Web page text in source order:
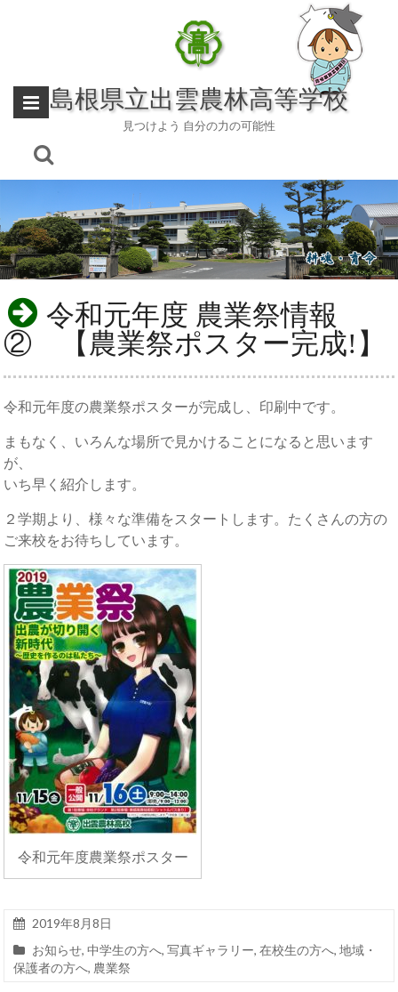
島根県立出雲農林高等学校
見つけよう 自分の力の可能性
令和元年度 農業祭情報
② 【農業祭ポスター完成!】
令和元年度の農業祭ポスターが完成し、印刷中です。
まもなく、いろんな場所で見かけることになると思います
が、
いち早く紹介します。
２学期より、様々な準備をスタートします。たくさんの方の
ご来校をお待ちしています。
令和元年度農業祭ポスター
2019年8月8日
お知らせ,中学生の方へ,写真ギャラリー,在校生の方へ,地域・
保護者の方へ, 農業祭